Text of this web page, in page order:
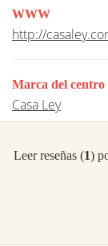
WWW
http://
Marca del centro
Casa Ley
Leer reseñas (1)